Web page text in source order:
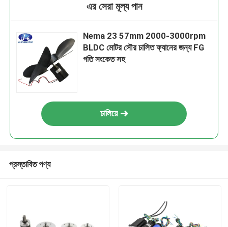
এর সেরা মূল্য পান
Nema 23 57mm 2000-3000rpm
BLDC মোটর সৌর চালিত ফ্যানের জন্য FG
গতি সংকেত সহ
চালিয়ে
প্রস্তাবিত পণ্য